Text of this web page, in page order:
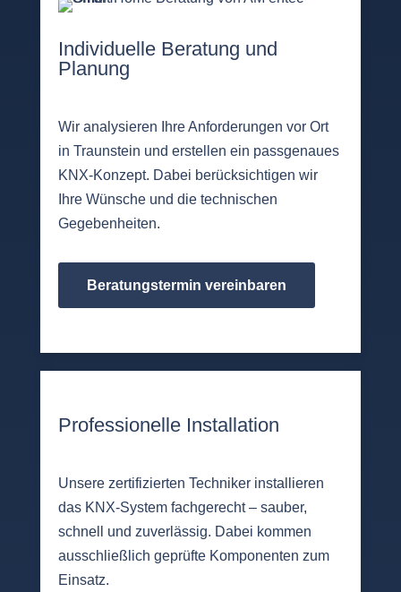
Individuelle Beratung und
Planung
Wir analysieren Ihre Anforderungen vor Ort
in Traunstein und erstellen ein passgenaues
KNX-Konzept. Dabei berücksichtigen wir
Ihre Wünsche und die technischen
Gegebenheiten.
Beratungstermin vereinbaren
Professionelle Installation
Unsere zertifizierten Techniker installieren
das KNX-System fachgerecht – sauber,
schnell und zuverlässig. Dabei kommen
ausschließlich geprüfte Komponenten zum
Einsatz.